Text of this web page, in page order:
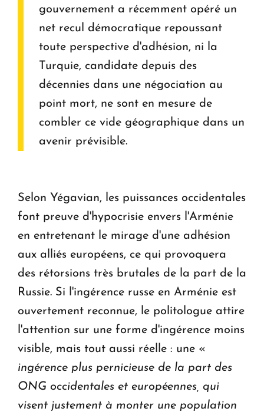
gouvernement a récemment opéré un
net recul démocratique repoussant
toute perspective d'adhésion, ni la
Turquie, candidate depuis des
décennies dans une négociation au
point mort, ne sont en mesure de
combler ce vide géographique dans un
avenir prévisible.
Selon Yégavian, les puissances occidentales
font preuve d'hypocrisie envers l'Arménie
en entretenant le mirage d'une adhésion
aux alliés européens, ce qui provoquera
des rétorsions très brutales de la part de la
Russie. Si l'ingérence russe en Arménie est
ouvertement reconnue, le politologue attire
l'attention sur une forme d'ingérence moins
visible, mais tout aussi réelle : une «
ingérence plus pernicieuse de la part des
ONG occidentales et européennes, qui
visent justement à monter une population